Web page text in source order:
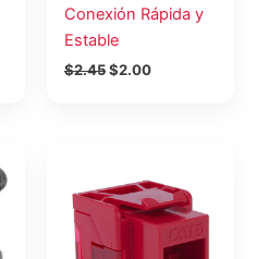
Conexión Rápida y
Estable
$2.45$2.00